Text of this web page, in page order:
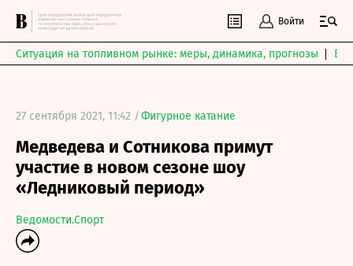
Войти
Ситуация на топливном рынке: меры, динамика, прогнозы
27 сентября 2021, 11:42 /Фигурное катание
Медведева и Сотникова примут
участие в новом сезоне шоу
«Ледниковый период»
Ведомости.Спорт